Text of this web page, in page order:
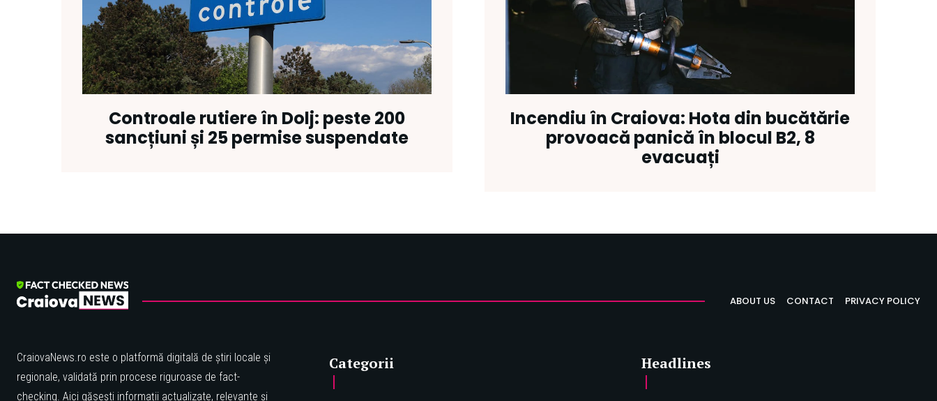
Controale rutiere în Dolj: peste 200
sancțiuni și 25 permise suspendate
Incendiu în Craiova: Hota din bucătărie
provoacă panică în blocul B2, 8
evacuați
ABOUT US CONTACT PRIVACY POLICY
CraiovaNews.ro este o platformă digitală de știri locale și
regionale, validată prin procese riguroase de fact-
checking. Aici găsești informații actualizate, relevante și
Categorii Headlines